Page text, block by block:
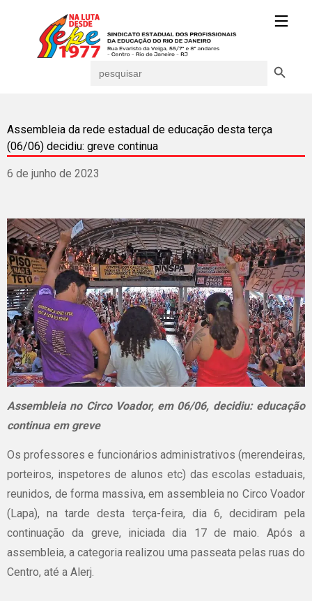
for:
Assembleia da rede estadual de educação desta terça
(06/06) decidiu: greve continua
6 de junho de 2023
Assembleia no Circo Voador, em 06/06, decidiu: educação
continua em greve
Os professores e funcionários administrativos (merendeiras,
porteiros, inspetores de alunos etc) das escolas estaduais,
reunidos, de forma massiva, em assembleia no Circo Voador
(Lapa), na tarde desta terça-feira, dia 6, decidiram pela
continuação da greve, iniciada dia 17 de maio. Após a
assembleia, a categoria realizou uma passeata pelas ruas do
Centro, até a Alerj.